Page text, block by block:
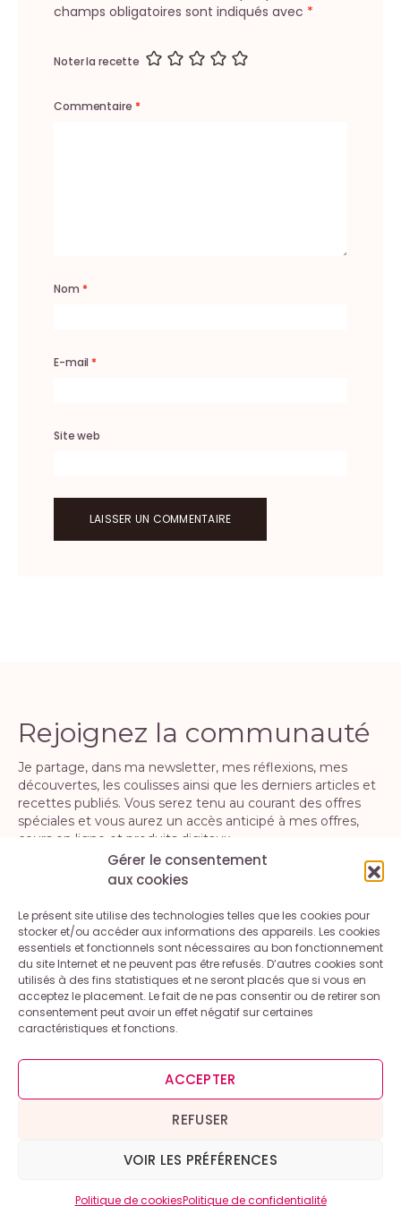
Gérer le consentement
aux cookies
Le présent site utilise des technologies telles que les cookies pour
stocker et/ou accéder aux informations des appareils. Les cookies
essentiels et fonctionnels sont nécessaires au bon fonctionnement
du site Internet et ne peuvent pas être refusés. D’autres cookies sont
utilisés à des fins statistiques et ne seront placés que si vous en
acceptez le placement. Le fait de ne pas consentir ou de retirer son
consentement peut avoir un effet négatif sur certaines
caractéristiques et fonctions.
ACCEPTER
REFUSER
VOIR LES PRÉFÉRENCES
Politique de cookiesPolitique de confidentialité
champs obligatoires sont indiqués avec *
Noter la recette
Commentaire *
Nom *
E-mail *
Site web
Rejoignez la communauté
Je partage, dans ma newsletter, mes réflexions, mes
découvertes, les coulisses ainsi que les derniers articles et
recettes publiés. Vous serez tenu au courant des offres
spéciales et vous aurez un accès anticipé à mes offres,
cours en ligne et produits digitaux.
En vous inscrivant, vous acceptez la politique de confidentialité. Vous
pouvez vous désinscrire à tout moment.
Mentions légales et conditions générales d’utilisation
Politique de cookies (UE)
Politique de confidentialité
Copyright © 2026 – Inspiration Gourmande